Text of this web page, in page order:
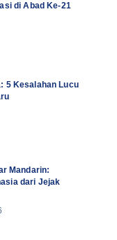
di Abad Ke-21
5 Kesalahan Lucu
Mandarin:
dari Jejak